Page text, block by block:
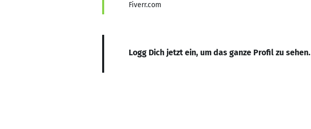
Fiverr.com
Logg Dich jetzt ein, um das ganze Profil zu sehen.